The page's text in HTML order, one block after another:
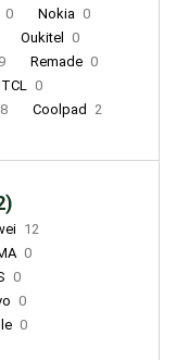
0 Nokia 0
Oukitel
0
9 Remade 0
TCL 0
Coolpad 2
12
0
0
0
0